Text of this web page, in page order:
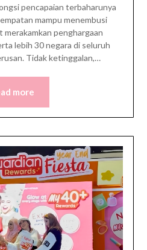
pencapaian terbaharunya
mampu menembusi
penghargaan
lebih 30 negara di seluruh
Tidak ketinggalan,…
more